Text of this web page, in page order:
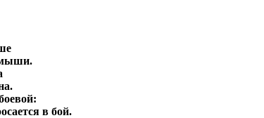
мыши.
.
в бой.